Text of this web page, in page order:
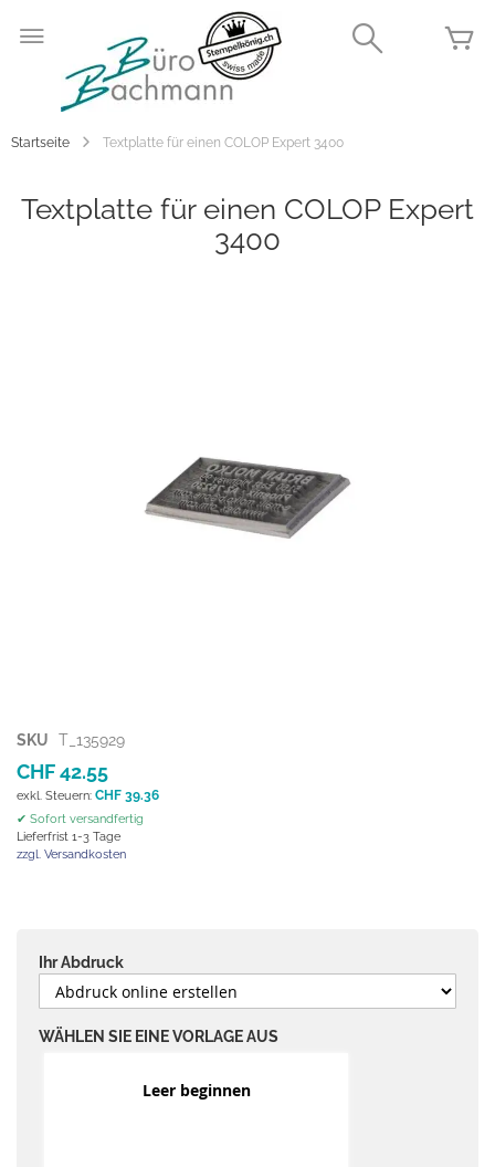
Zum
Inhalt
springen
Startseite Textplatte für einen COLOP Expert 3400
Textplatte für einen COLOP Expert
3400
Zum
Anfang
der
Bildgalerie
springen
SKU T_135929
CHF 42.55
CHF 39.36
✔ Sofort versandfertig
Lieferfrist 1-3 Tage
zzgl. Versandkosten
Ihr Abdruck
WÄHLEN SIE EINE VORLAGE AUS
Leer beginnen